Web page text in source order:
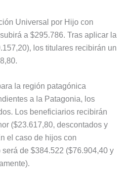
Universal por Hijo con
a $295.786. Tras aplicar la
los titulares recibirán un
la región patagónica
a la Patagonia, los
Los beneficiarios recibirán
($23.617,80, descontados y
el caso de hijos con
de $384.522 ($76.904,40 y